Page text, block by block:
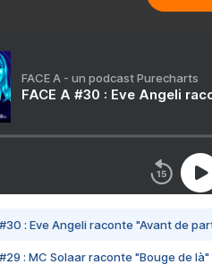
FACE A - un podcast Purecharts
FACE A #30 : Eve Angeli
#30 : Eve Angeli raconte "Avant de
#29 : MC Solaar raconte "Bouge de là"